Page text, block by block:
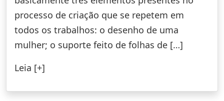
processo de criação que se repetem em
todos os trabalhos: o desenho de uma
mulher; o suporte feito de folhas de […]
Leia [+]